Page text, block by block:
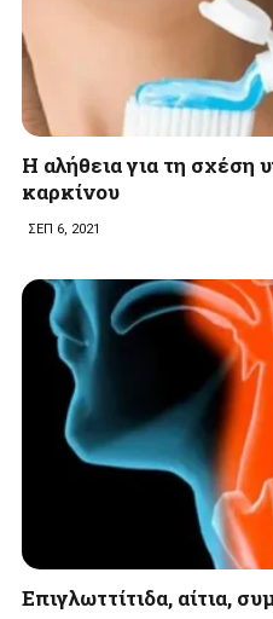
H αλήθεια για τη σχέση
καρκίνου
ΣΕΠ 6, 2021
Επιγλωττίτιδα, αίτια,